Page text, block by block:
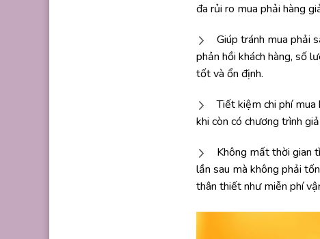
đa rủi ro mua phải hàng
Giúp tránh mua phải
phản hồi khách hàng, số
tốt và ổn định.
Tiết kiệm chi phí mua
khi còn có chương trình
Không mất thời gian
lần sau mà không phải
thân thiết như miễn phí